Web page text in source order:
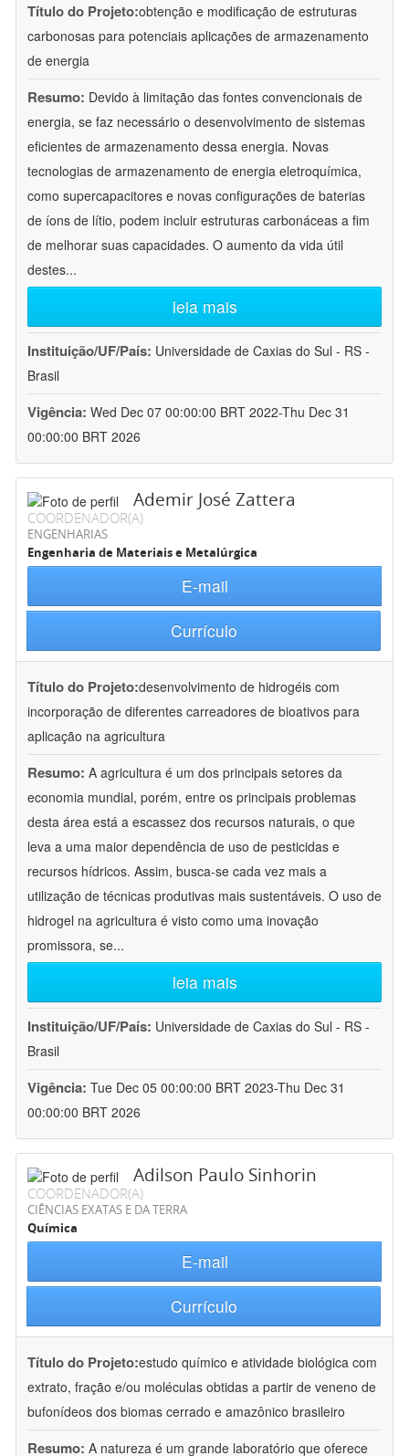
Título do Projeto:obtenção e modificação de estruturas
carbonosas para potenciais aplicações de armazenamento
de energia
Resumo: Devido à limitação das fontes convencionais de
energia, se faz necessário o desenvolvimento de sistemas
eficientes de armazenamento dessa energia. Novas
tecnologias de armazenamento de energia eletroquímica,
como supercapacitores e novas configurações de baterias
de íons de lítio, podem incluir estruturas carbonáceas a fim
de melhorar suas capacidades. O aumento da vida útil
destes...
leia mais
Instituição/UF/País: Universidade de Caxias do Sul - RS -
Brasil
Vigência: Wed Dec 07 00:00:00 BRT 2022-Thu Dec 31
00:00:00 BRT 2026
Ademir José Zattera
COORDENADOR(A)
ENGENHARIAS
Engenharia de Materiais e Metalúrgica
E-mail
Currículo
Título do Projeto:desenvolvimento de hidrogéis com
incorporação de diferentes carreadores de bioativos para
aplicação na agricultura
Resumo: A agricultura é um dos principais setores da
economia mundial, porém, entre os principais problemas
desta área está a escassez dos recursos naturais, o que
leva a uma maior dependência de uso de pesticidas e
recursos hídricos. Assim, busca-se cada vez mais a
utilização de técnicas produtivas mais sustentáveis. O uso de
hidrogel na agricultura é visto como uma inovação
promissora, se...
leia mais
Instituição/UF/País: Universidade de Caxias do Sul - RS -
Brasil
Vigência: Tue Dec 05 00:00:00 BRT 2023-Thu Dec 31
00:00:00 BRT 2026
Adilson Paulo Sinhorin
COORDENADOR(A)
CIÊNCIAS EXATAS E DA TERRA
Química
E-mail
Currículo
Título do Projeto:estudo químico e atividade biológica com
extrato, fração e/ou moléculas obtidas a partir de veneno de
bufonídeos dos biomas cerrado e amazônico brasileiro
Resumo: A natureza é um grande laboratório que oferece